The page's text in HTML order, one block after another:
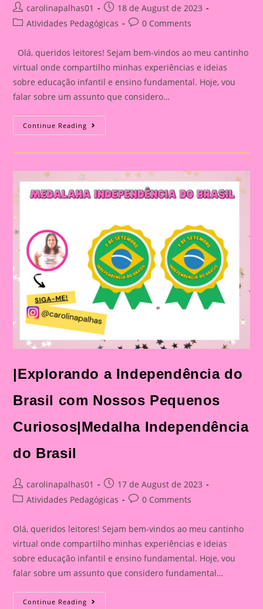
Post
author:
carolinapalhas01
Post
published:
18 de August de 2023
PostAtividades Pedagógicas
Post0 Comments
Olá, queridos leitores! Sejam bem-vindos ao meu cantinho
virtual onde compartilho minhas experiências e ideias
sobre educação infantil e ensino fundamental. Hoje, vou
falar sobre um assunto que considero…
Continue Reading Explorando
A
Do
Nossos
Pequenos
Curiosos|Atividade
De
Tema
Independência
Do
Brasil
|Explorando a Independência do
Brasil com Nossos Pequenos
Curiosos|Medalha Independência
do Brasil
Post
author:
carolinapalhas01
Post
published:
17 de August de 2023
PostAtividades Pedagógicas
Post0 Comments
Olá, queridos leitores! Sejam bem-vindos ao meu cantinho
virtual onde compartilho minhas experiências e ideias
sobre educação infantil e ensino fundamental. Hoje, vou
falar sobre um assunto que considero fundamental…
Continue Reading |Explorando